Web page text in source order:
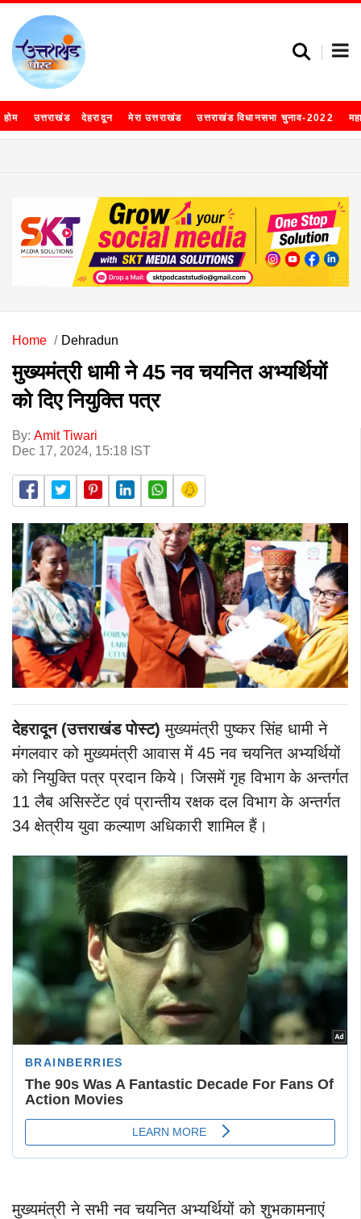
होम उत्तराखंड देहरादून मेरा उत्तराखंड उत्तराखंड विधानसभा चुनाव-2022
Home Dehradun
मुख्यमंत्री धामी ने 45 नव चयनित अभ्यर्थियों
को दिए नियुक्ति पत्र
By: Amit Tiwari
Dec 17, 2024, 15:18 IST
देहरादून (उत्तराखंड पोस्ट) मुख्यमंत्री पुष्कर सिंह धामी ने
मंगलवार को मुख्यमंत्री आवास में 45 नव चयनित अभ्यर्थियों
को नियुक्ति पत्र प्रदान किये। जिसमें गृह विभाग के अन्तर्गत
11 लैब असिस्टेंट एवं प्रान्तीय रक्षक दल विभाग के अन्तर्गत
34 क्षेत्रीय युवा कल्याण अधिकारी शामिल हैं।
मुख्यमंत्री ने सभी नव चयनित अभ्यर्थियों को शुभकामनाएं